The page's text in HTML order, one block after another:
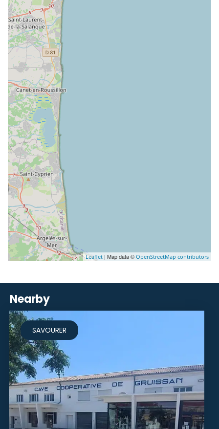
Leaflet | Map data © OpenStreetMap contributors
Nearby
SAVOURER